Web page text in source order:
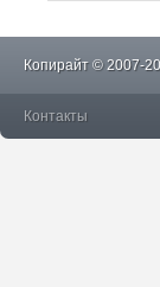
Копирайт © 2007-
Контакты